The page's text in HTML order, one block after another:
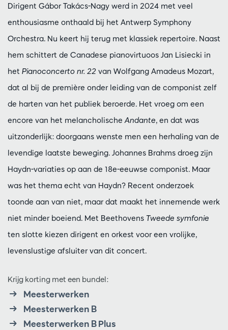
Dirigent Gábor Takács-Nagy werd in 2024 met veel
enthousiasme onthaald bij het Antwerp Symphony
Orchestra. Nu keert hij terug met klassiek repertoire. Naast
hem schittert de Canadese pianovirtuoos Jan Lisiecki in
het Pianoconcerto nr. 22 van Wolfgang Amadeus Mozart,
dat al bij de première onder leiding van de componist zelf
de harten van het publiek beroerde. Het vroeg om een
encore van het melancholische Andante, en dat was
uitzonderlijk: doorgaans wenste men een herhaling van de
levendige laatste beweging. Johannes Brahms droeg zijn
Haydn-variaties op aan de 18e-eeuwse componist. Maar
was het thema echt van Haydn? Recent onderzoek
toonde aan van niet, maar dat maakt het innemende werk
niet minder boeiend. Met Beethovens Tweede symfonie
ten slotte kiezen dirigent en orkest voor een vrolijke,
levenslustige afsluiter van dit concert.
Krijg korting met een bundel:
Meesterwerken
Meesterwerken B
Meesterwerken B Plus